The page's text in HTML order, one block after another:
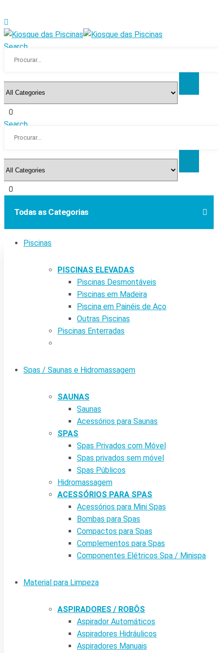
Search
0
Search
0
Todas as Categorias
Piscinas
PISCINAS ELEVADAS
Piscinas Desmontáveis
Piscinas em Madeira
Piscina em Painéis de Aço
Outras Piscinas
Piscinas Enterradas
Spas / Saunas e Hidromassagem
SAUNAS
Saunas
Acessórios para Saunas
SPAS
Spas Privados com Móvel
Spas privados sem móvel
Spas Públicos
Hidromassagem
ACESSÓRIOS PARA SPAS
Acessórios para Mini Spas
Bombas para Spas
Compactos para Spas
Complementos para Spas
Componentes Elétricos Spa / Minispa
Material para Limpeza
ASPIRADORES / ROBÔS
Aspirador Automáticos
Aspiradores Hidráulicos
Aspiradores Manuais